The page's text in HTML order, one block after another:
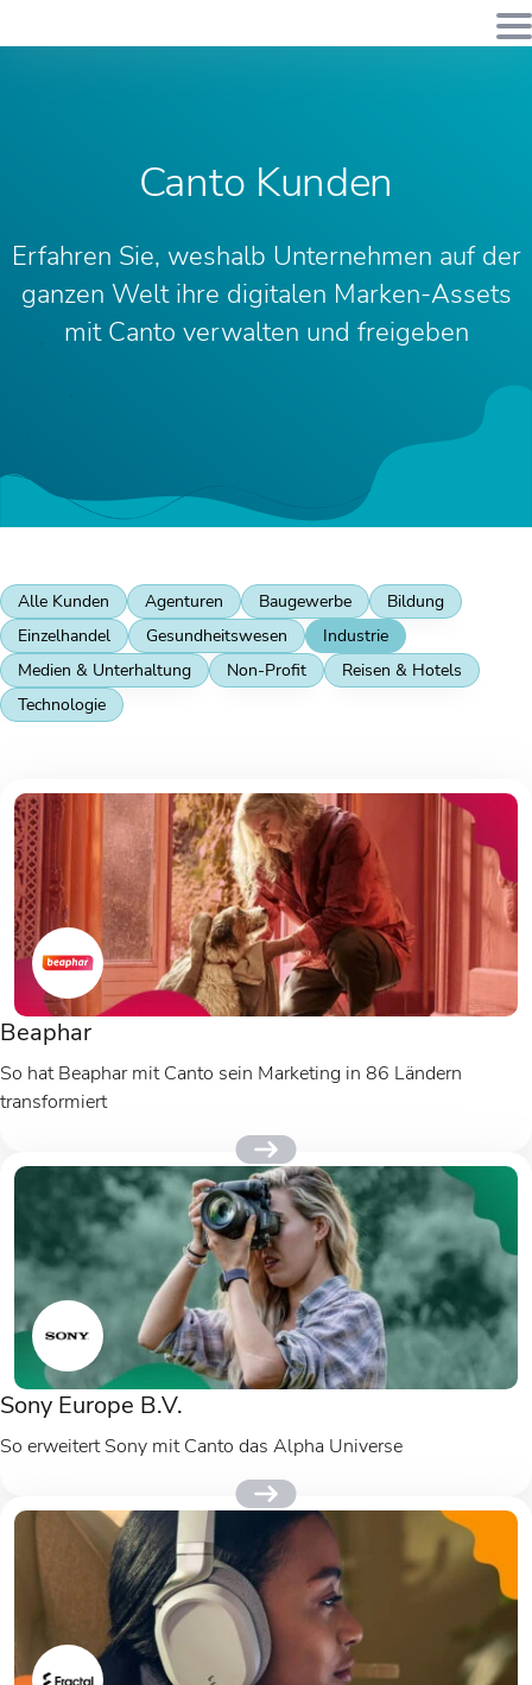
Canto Kunden
Erfahren Sie, weshalb Unternehmen auf der
ganzen Welt ihre digitalen Marken-Assets
mit Canto verwalten und freigeben
Alle Kunden Agenturen Baugewerbe
Bildung
Einzelhandel
Gesundheitswesen
Industrie
Medien & Unterhaltung
Non-Profit
Reisen & Hotels
Technologie
Beaphar
So hat Beaphar mit Canto sein Marketing in 86 Ländern
transformiert
Sony Europe B.V.
So erweitert Sony mit Canto das Alpha Universe